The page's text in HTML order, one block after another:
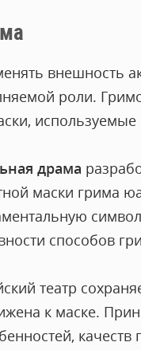
внешность
роли.
используемые
драма
маски грима
способов
театр
к маске.